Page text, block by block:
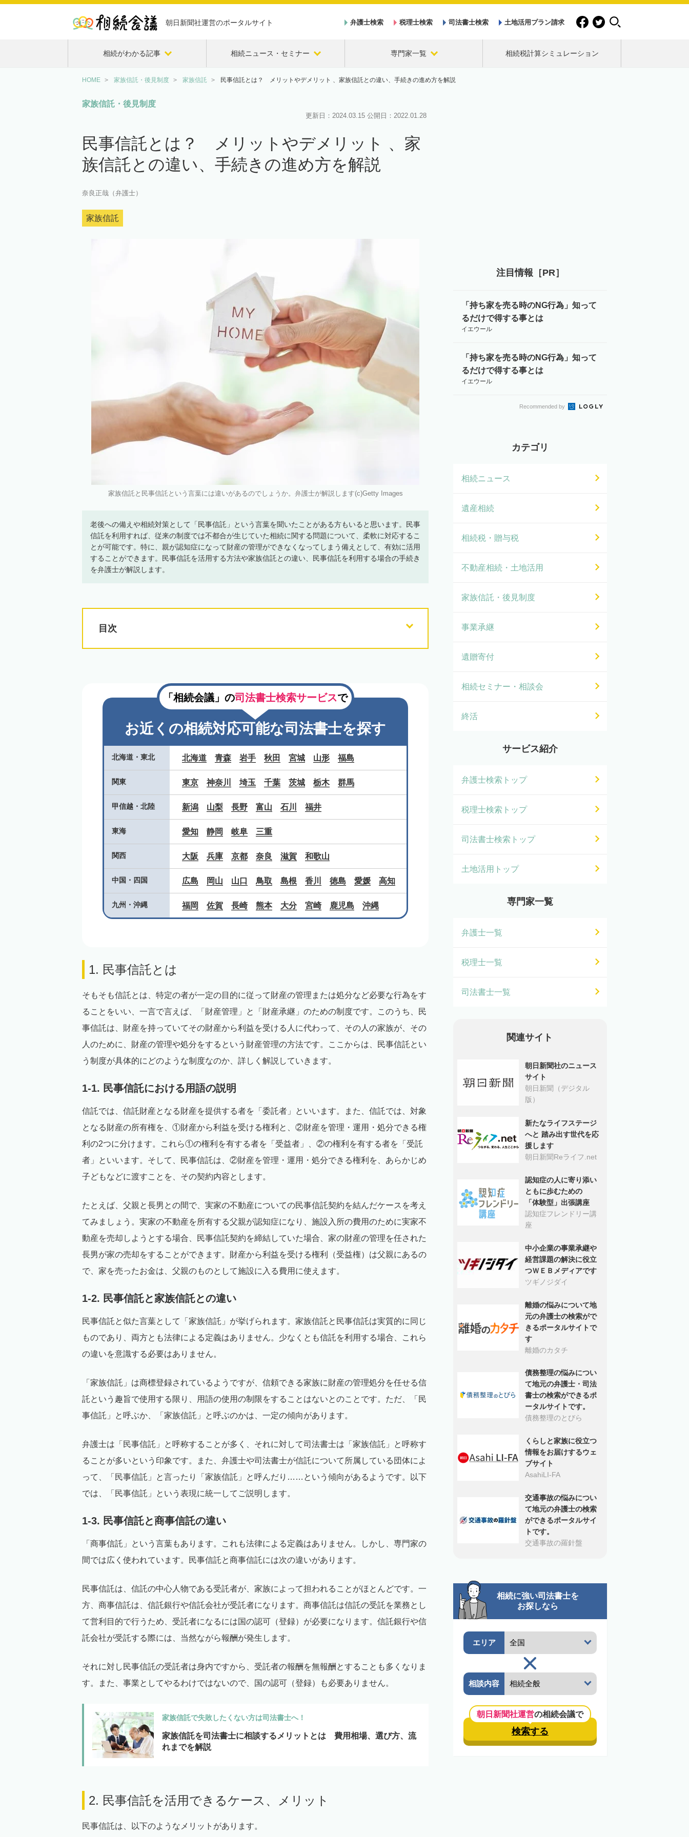
朝日新聞社運営のポータルサイト 弁護士検索 税理士検索 司法書士検索 土地活用プラン請求
相続がわかる記事 相続ニュース・セミナー 専門家一覧 相続税計算シミュレーション
HOME 家族信託・後見制度 家族信託 民事信託とは？ メリットやデメリット 、家族信託との違い、手続きの進め方を解説
家族信託・後見制度
更新日： 2024.03.15 公開日： 2022.01.28
民事信託とは？ メリットやデメリット 、家
族信託との違い、手続きの進め方を解説
奈良正哉（弁護士）
家族信託
家族信託と民事信託という言葉には違いがあるのでしょうか。弁護士が解説します(c)Getty Images
老後への備えや相続対策として「民事信託」という言葉を聞いたことがある方もいると思います。民事
信託を利用すれば、従来の制度では不都合が生じていた相続に関する問題について、柔軟に対応するこ
とが可能です。特に、親が認知症になって財産の管理ができなくなってしまう備えとして、有効に活用
することができます。民事信託を活用する方法や家族信託との違い、民事信託を利用する場合の手続き
を弁護士が解説します。
目次
「相続会議」の司法書士検索サービスで
お近くの相続対応可能な司法書士を探す
北海道 ・ 東北 北海道 青森 岩手 秋田 宮城 山形 福島
関東 東京 神奈川 埼玉 千葉 茨城 栃木 群馬
甲信越 ・ 北陸 新潟 山梨 長野 富山 石川 福井
東海 愛知 静岡 岐阜 三重
関西 大阪 兵庫 京都 奈良 滋賀 和歌山
中国 ・ 四国 広島 岡山 山口 鳥取 島根 香川 徳島 愛媛 高知
九州 ・ 沖縄 福岡 佐賀 長崎 熊本 大分 宮崎 鹿児島 沖縄
1. 民事信託とは
そもそも信託とは、特定の者が一定の目的に従って財産の管理または処分など必要な行為をす
ることをいい、一言で言えば、「財産管理」と「財産承継」のための制度です。このうち、民
事信託は、財産を持っていてその財産から利益を受ける人に代わって、その人の家族が、その
人のために、財産の管理や処分をするという財産管理の方法です。ここからは、民事信託とい
う制度が具体的にどのような制度なのか、詳しく解説していきます。
1-1. 民事信託における用語の説明
信託では、信託財産となる財産を提供する者を「委託者」といいます。また、信託では、対象
となる財産の所有権を、①財産から利益を受ける権利と、②財産を管理・運用・処分できる権
利の2つに分けます。これら①の権利を有する者を「受益者」、②の権利を有する者を「受託
者」といいます。そして、民事信託は、②財産を管理・運用・処分できる権利を、あらかじめ
子どもなどに渡すことを、その契約内容とします。
たとえば、父親と長男との間で、実家の不動産についての民事信託契約を結んだケースを考え
てみましょう。実家の不動産を所有する父親が認知症になり、施設入所の費用のために実家不
動産を売却しようとする場合、民事信託契約を締結していた場合、家の財産の管理を任された
長男が家の売却をすることができます。財産から利益を受ける権利（受益権）は父親にあるの
で、家を売ったお金は、父親のものとして施設に入る費用に使えます。
1-2. 民事信託と家族信託との違い
民事信託と似た言葉として「家族信託」が挙げられます。家族信託と民事信託は実質的に同じ
ものであり、両方とも法律による定義はありません。少なくとも信託を利用する場合、これら
の違いを意識する必要はありません。
「家族信託」は商標登録されているようですが、信頼できる家族に財産の管理処分を任せる信
託という趣旨で使用する限り、用語の使用の制限をすることはないとのことです。ただ、「民
事信託」と呼ぶか、「家族信託」と呼ぶのかは、一定の傾向があります。
弁護士は「民事信託」と呼称することが多く、それに対して司法書士は「家族信託」と呼称す
ることが多いという印象です。また、弁護士や司法書士が信託について所属している団体によ
って、「民事信託」と言ったり「家族信託」と呼んだり……という傾向があるようです。以下
では、「民事信託」という表現に統一してご説明します。
1-3. 民事信託と商事信託の違い
「商事信託」という言葉もあります。これも法律による定義はありません。しかし、専門家の
間では広く使われています。民事信託と商事信託には次の違いがあります。
民事信託は、信託の中心人物である受託者が、家族によって担われることがほとんどです。一
方、商事信託は、信託銀行や信託会社が受託者になります。商事信託は信託の受託を業務とし
て営利目的で行うため、受託者になるには国の認可（登録）が必要になります。信託銀行や信
託会社が受託する際には、当然ながら報酬が発生します。
それに対し民事信託の受託者は身内ですから、受託者の報酬を無報酬とすることも多くなりま
す。また、事業としてやるわけではないので、国の認可（登録）も必要ありません。
家族信託で失敗したくない方は司法書士へ！
家族信託を司法書士に相談するメリットとは 費用相場、選び方、流
れまでを解説
2. 民事信託を活用できるケース、メリット
民事信託は、以下のようなメリットがあります。
注目情報［PR］
「持ち家を売る時のNG行為」知って
るだけで得する事とは
イエウール
「持ち家を売る時のNG行為」知って
るだけで得する事とは
イエウール
Recommended by
カテゴリ
相続ニュース
遺産相続
相続税・贈与税
不動産相続・土地活用
家族信託・後見制度
事業承継
遺贈寄付
相続セミナー・相談会
終活
サービス紹介
弁護士検索トップ
税理士検索トップ
司法書士検索トップ
土地活用トップ
専門家一覧
弁護士一覧
税理士一覧
司法書士一覧
関連サイト
朝日新聞社のニュース
サイト
朝日新聞（デジタル
版）
新たなライフステージ
へと 踏み出す世代を応
援します
朝日新聞Reライフ.net
認知症の人に寄り添い
ともに歩むための
「体験型」出張講座
認知症フレンドリー講
座
中小企業の事業承継や
経営課題の解決に役立
つＷＥＢメディアです
ツギノジダイ
離婚の悩みについて地
元の弁護士の検索がで
きるポータルサイトで
す
離婚のカタチ
債務整理の悩みについ
て地元の弁護士・司法
書士の検索ができるポ
ータルサイトです。
債務整理のとびら
くらしと家族に役立つ
情報をお届けするウェ
ブサイト
AsahiLI-FA
交通事故の悩みについ
て地元の弁護士の検索
ができるポータルサイ
トです。
交通事故の羅針盤
相続に強い司法書士を
お探しなら
エリア
相談内容
朝日新聞社運営の相続会議で
検索する